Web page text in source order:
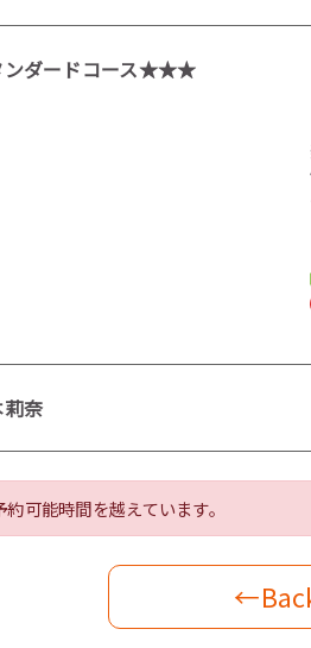
ンダードコース★★★
奈
約可能時間を越えています。